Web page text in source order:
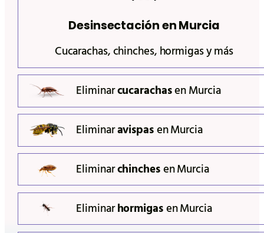
Desinsectación enMurcia
Cucarachas, chinches, hormigas y más
EliminarcucarachasenMurcia
EliminaravispasenMurcia
EliminarchinchesenMurcia
EliminarhormigasenMurcia